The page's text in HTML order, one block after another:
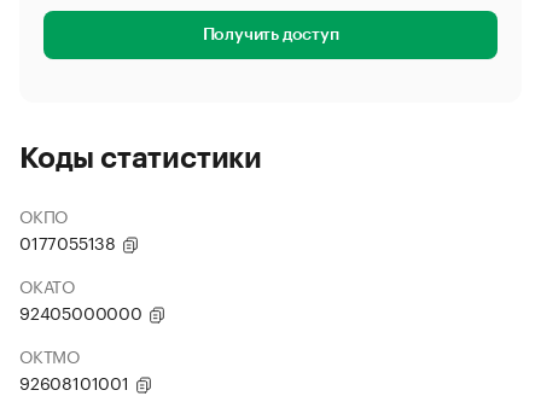
Получить доступ
Коды статистики
ОКПО
0177055138
ОКАТО
92405000000
ОКТМО
92608101001